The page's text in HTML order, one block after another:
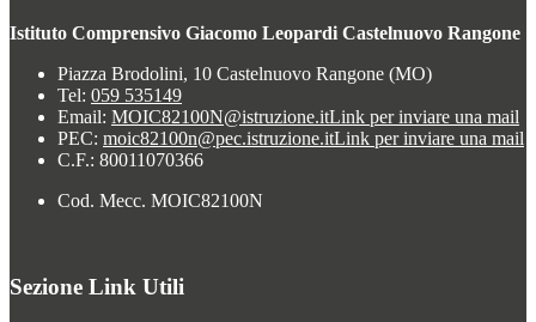
Istituto Comprensivo Giacomo Leopardi Castelnuovo Rangone
Piazza Brodolini, 10 Castelnuovo Rangone (MO)
Tel: 059 535149
Email: MOIC82100N@istruzione.itLink per inviare una mail
PEC: moic82100n@pec.istruzione.itLink per inviare una mail
C.F.: 80011070366
Cod. Mecc. MOIC82100N
Sezione Link Utili